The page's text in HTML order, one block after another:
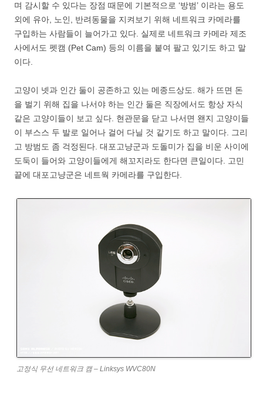
며 감시할 수 있다는 장점 때문에 기본적으로 ‘방범’ 이라는 용도
외에 유아, 노인, 반려동물을 지켜보기 위해 네트워크 카메라를
구입하는 사람들이 늘어가고 있다. 실제로 네트워크 카메라 제조
사에서도 펫캠 (Pet Cam) 등의 이름을 붙여 팔고 있기도 하고 말
이다.
고양이 넷과 인간 둘이 공존하고 있는 메종드상도. 해가 뜨면 돈
을 벌기 위해 집을 나서야 하는 인간 둘은 직장에서도 항상 자식
같은 고양이들이 보고 싶다. 현관문을 닫고 나서면 왠지 고양이들
이 부스스 두 발로 일어나 걸어 다닐 것 같기도 하고 말이다. 그리
고 방범도 좀 걱정된다. 대포고냥군과 도돌미가 집을 비운 사이에
도둑이 들어와 고양이들에게 해꼬지라도 한다면 큰일이다. 고민
끝에 대포고냥군은 네트웍 카메라를 구입한다.
고정식 무선 네트워크 캠 – Linksys WVC80N